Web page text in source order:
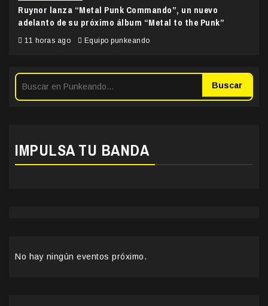
Ruynor lanza “Metal Punk Commando”, un nuevo
adelanto de su próximo álbum “Metal to the Punk”
11 horas ago Equipo punkeando
Buscar
IMPULSA TU BANDA
No hay ningún eventos próximo.